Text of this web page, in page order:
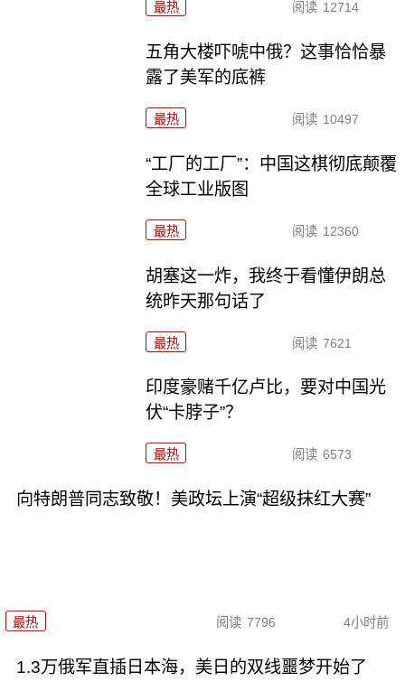
最热 阅读 12714
五角大楼吓唬中俄？这事恰恰暴
露了美军的底裤
最热 阅读 10497
“工厂的工厂”：中国这棋彻底颠覆
全球工业版图
最热 阅读 12360
胡塞这一炸，我终于看懂伊朗总
统昨天那句话了
最热 阅读 7621
印度豪赌千亿卢比，要对中国光
伏“卡脖子”？
最热 阅读 6573
向特朗普同志致敬！美政坛上演“超级抹红大赛”
最热 阅读 7796 4小时前
1.3万俄军直插日本海，美日的双线噩梦开始了